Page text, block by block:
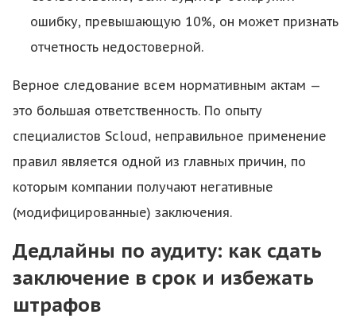
ошибку, превышающую 10%, он может признать
отчетность недостоверной.
Верное следование всем нормативным актам —
это большая ответственность. По опыту
специалистов Scloud, неправильное применение
правил является одной из главных причин, по
которым компании получают негативные
(модифицированные) заключения.
Дедлайны по аудиту: как сдать
заключение в срок и избежать
штрафов